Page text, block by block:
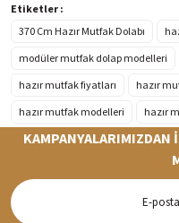
Etiketler :
370 Cm Hazır Mutfak Dolabı
modüler mutfak dolap modelleri
hazır mutfak fiyatları
hazır
hazır mutfak modelleri
hazır
Siparişleriniz en kısa sürede
KAMPANYALARIMIZDAN